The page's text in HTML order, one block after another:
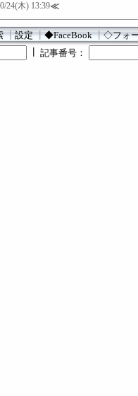
24(木) 13:39≪
┃設定┃◆FaceBook┃◇フォ
記事番号：